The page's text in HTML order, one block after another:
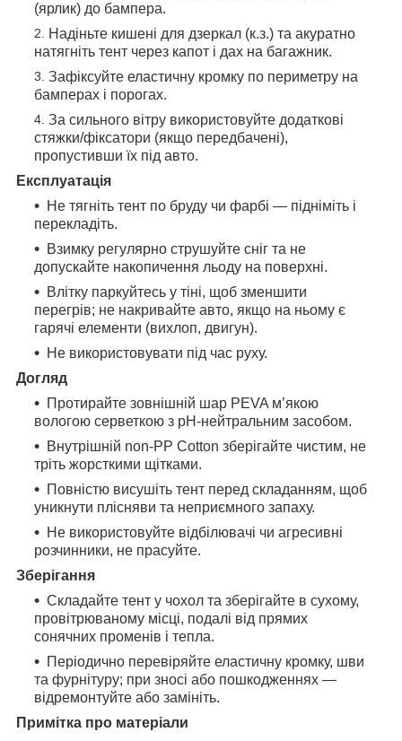
(ярлик) до бампера.
Надіньте кишені для дзеркал (к.з.) та акуратно
натягніть тент через капот і дах на багажник.
Зафіксуйте еластичну кромку по периметру на
бамперах і порогах.
За сильного вітру використовуйте додаткові
стяжки/фіксатори (якщо передбачені),
пропустивши їх під авто.
Експлуатація
Не тягніть тент по бруду чи фарбі — підніміть і
перекладіть.
Взимку регулярно струшуйте сніг та не
допускайте накопичення льоду на поверхні.
Влітку паркуйтесь у тіні, щоб зменшити
перегрів; не накривайте авто, якщо на ньому є
гарячі елементи (вихлоп, двигун).
Не використовувати під час руху.
Догляд
Протирайте зовнішній шар PEVA м’якою
вологою серветкою з pH-нейтральним засобом.
Внутрішній non-PP Cotton зберігайте чистим, не
тріть жорсткими щітками.
Повністю висушіть тент перед складанням, щоб
уникнути плісняви та неприємного запаху.
Не використовуйте відбілювачі чи агресивні
розчинники, не прасуйте.
Зберігання
Складайте тент у чохол та зберігайте в сухому,
провітрюваному місці, подалі від прямих
сонячних променів і тепла.
Періодично перевіряйте еластичну кромку, шви
та фурнітуру; при зносі або пошкодженнях —
відремонтуйте або замініть.
Примітка про матеріали